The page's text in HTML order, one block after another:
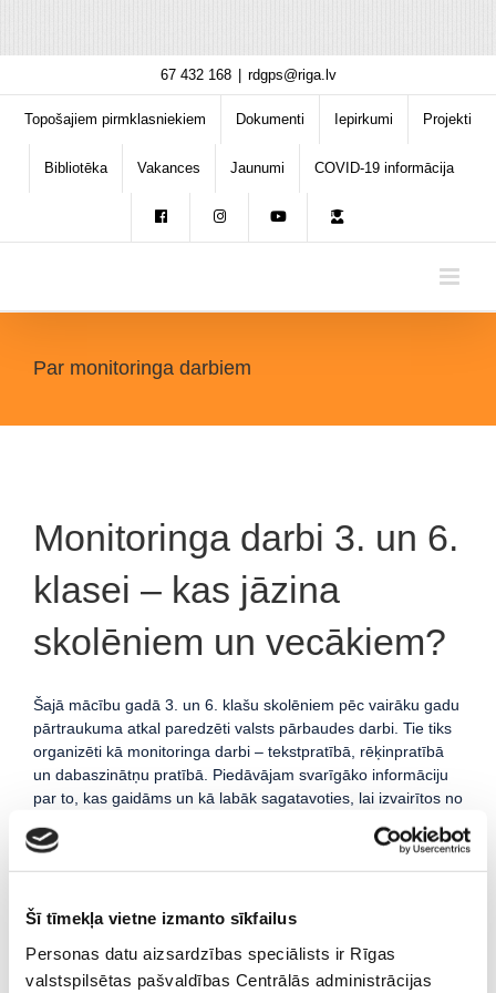
Šī tīmekļa vietne izmanto sīkfailus
Personas datu aizsardzības speciālists ir Rīgas
valstspilsētas pašvaldības Centrālās administrācijas
content
67 432 168 rdgps@riga.lv
Topošajiem pirmklasniekiem Dokumenti Iepirkumi Projekti
Bibliotēka Vakances Jaunumi COVID-19 informācija
Par monitoringa darbiem
Monitoringa darbi 3. un 6.
klasei – kas jāzina
skolēniem un vecākiem?
Šajā mācību gadā 3. un 6. klašu skolēniem pēc vairāku gadu
pārtraukuma atkal paredzēti valsts pārbaudes darbi. Tie tiks
organizēti kā monitoringa darbi – tekstpratībā, rēķinpratībā
un dabaszinātņu pratībā. Piedāvājam svarīgāko informāciju
par to, kas gaidāms un kā labāk sagatavoties, lai izvairītos no
Monitoringa darbi ir valsts organizēti pārbaudes darbi, kas
Tie palīdz skolotājiem, vecākiem un pašiem bērniem saprast,
kā veicas ar mācībām un kur vēl nepieciešams papildu